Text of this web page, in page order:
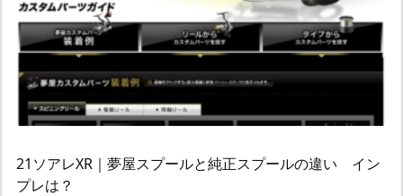
21ソアレXR｜夢屋スプールと純正スプールの違い イン
プレは？